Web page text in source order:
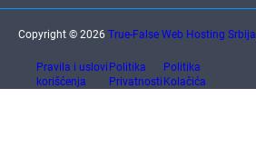
Copyright © 2026 True-False Web Hosting Srbija
Pravila i uslovi
korišćenja
Politika
Privatnosti
Politika
Kolačića